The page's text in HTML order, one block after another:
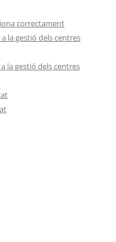
correctament
la gestió dels centres
la gestió dels centres